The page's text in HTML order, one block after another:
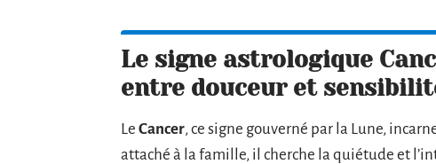
Le signe astrologique
entre douceur et
Le Cancer, ce signe gouverné par la Lune,
attaché à la famille, il cherche la quiétude et